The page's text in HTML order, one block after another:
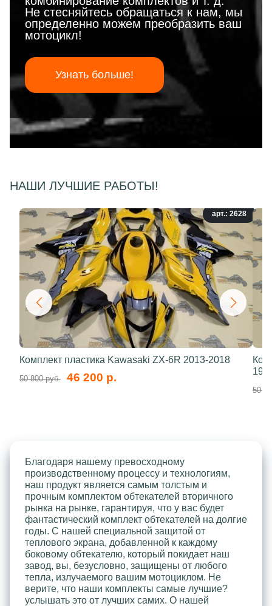
Не стесняйтесь обращаться к нам, мы
определенно можем преобразить ваш
мотоцикл!
Узнать больше!
НАШИ ЛУЧШИЕ РАБОТЫ!
арт.: 2628
Комплект пластика Kawasaki ZX-6R 2013-2018
50 800 руб. 46 200 р.
50
Благодаря нашему превосходному
производственному процессу и технологиям,
наш продукт является самым толстым и
прочным комплектом обтекателей вторичного
рынка на рынке, гарантируя, что у вас будет
фантастический комплект обтекателей на долгие
годы. С нашей специальной защитой от
теплового экрана, добавленной к каждому
боковому обтекателю, который покидает наш
завод, вы, безусловно, защищены от любого
тепла, излучаемого вашим мотоциклом. Не
верите, что наши комплекты самые лучшие?
услышать это от лучших самих. О нашей